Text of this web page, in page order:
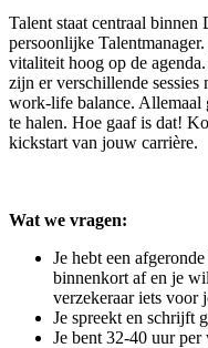
Talent staat centraal
persoonlijke
vitaliteit hoog op de
zijn er verschillende
work-life balance. Allemaal
te halen. Hoe gaaf is dat!
kickstart van jouw carrière.
Wat we vragen:
Je hebt een
binnenkort af en je
verzekeraar iets voor
Je spreekt en schrijft
Je bent 32-40 uur per